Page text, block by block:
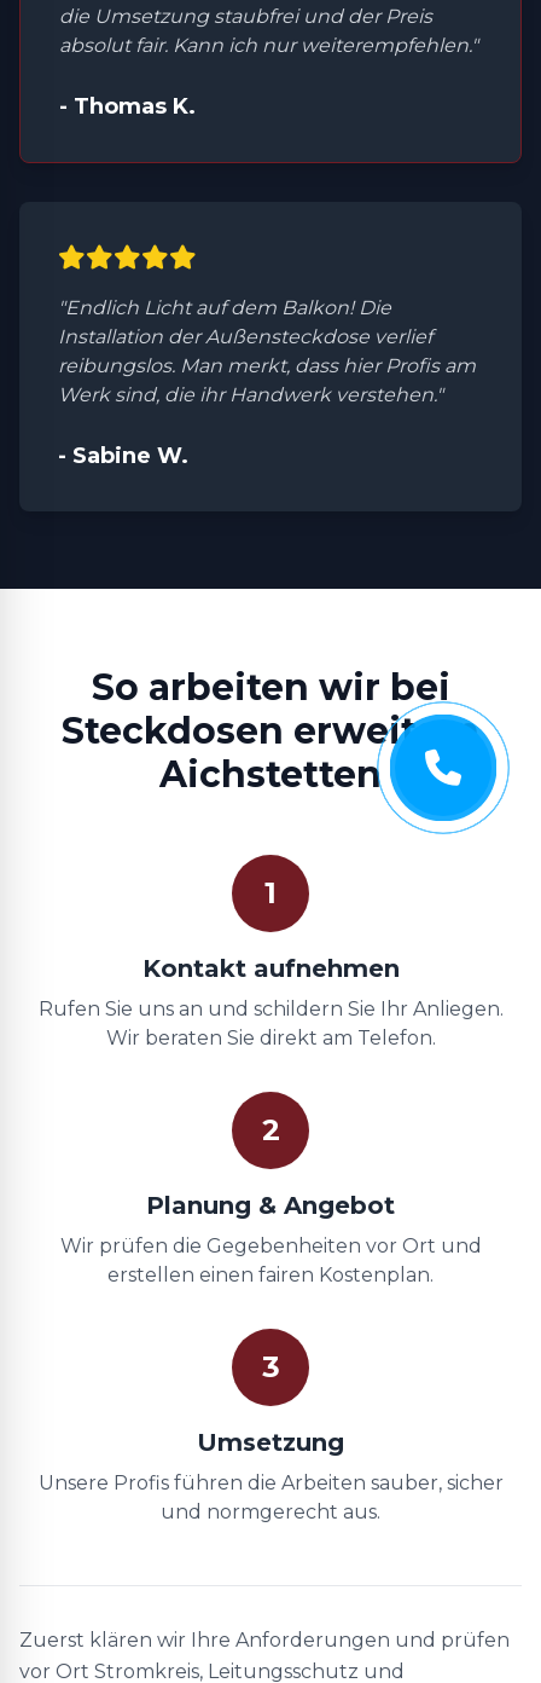
die Umsetzung staubfrei und der Preis
absolut fair. Kann ich nur weiterempfehlen."
- Thomas K.
"Endlich Licht auf dem Balkon! Die
Installation der Außensteckdose verlief
reibungslos. Man merkt, dass hier Profis am
Werk sind, die ihr Handwerk verstehen."
- Sabine W.
So arbeiten wir bei
Steckdosen erweitern
Aichstetten
1
Kontakt aufnehmen
Rufen Sie uns an und schildern Sie Ihr Anliegen.
Wir beraten Sie direkt am Telefon.
2
Planung & Angebot
Wir prüfen die Gegebenheiten vor Ort und
erstellen einen fairen Kostenplan.
3
Umsetzung
Unsere Profis führen die Arbeiten sauber, sicher
und normgerecht aus.
Zuerst klären wir Ihre Anforderungen und prüfen
vor Ort Stromkreis, Leitungsschutz und